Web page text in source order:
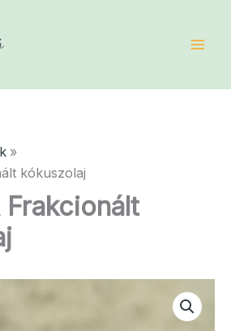
kókuszolaj
Frakcionált